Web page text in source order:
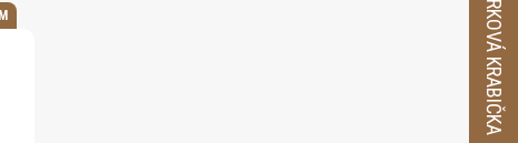
VZORKOVÁ KRABIČKA